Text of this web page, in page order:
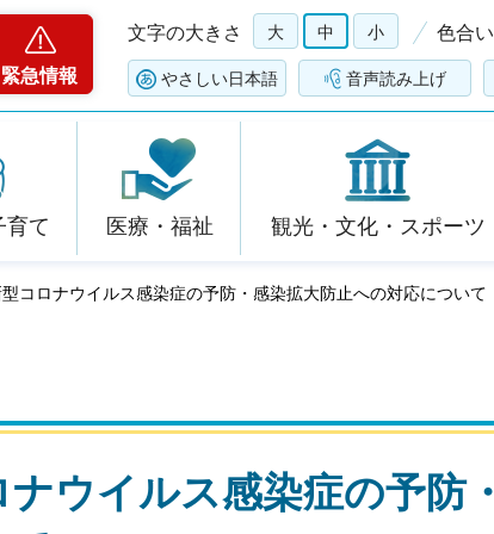
緊急情報
文字の大きさ 大 中 小 色合い
やさしい日本語 音声読み上げ
育て 医療・福祉 観光・文化・スポーツ
コロナウイルス感染症の予防・感染拡大防止への対応について
ウイルス感染症の予防・